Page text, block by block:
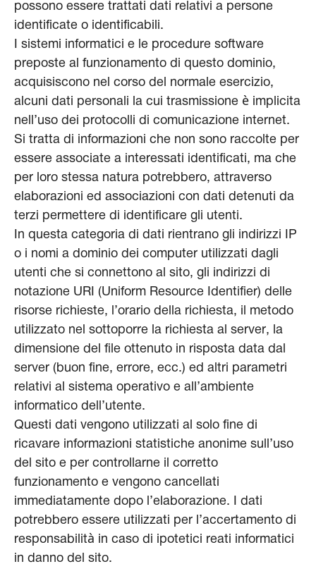
possono essere trattati dati relativi a persone
identificate o identificabili.
I sistemi informatici e le procedure software
preposte al funzionamento di questo dominio,
acquisiscono nel corso del normale esercizio,
alcuni dati personali la cui trasmissione è implicita
nell’uso dei protocolli di comunicazione internet.
Si tratta di informazioni che non sono raccolte per
essere associate a interessati identificati, ma che
per loro stessa natura potrebbero, attraverso
elaborazioni ed associazioni con dati detenuti da
terzi permettere di identificare gli utenti.
In questa categoria di dati rientrano gli indirizzi IP
o i nomi a dominio dei computer utilizzati dagli
utenti che si connettono al sito, gli indirizzi di
notazione URI (Uniform Resource Identifier) delle
risorse richieste, l’orario della richiesta, il metodo
utilizzato nel sottoporre la richiesta al server, la
dimensione del file ottenuto in risposta data dal
server (buon fine, errore, ecc.) ed altri parametri
relativi al sistema operativo e all’ambiente
informatico dell’utente.
Questi dati vengono utilizzati al solo fine di
ricavare informazioni statistiche anonime sull’uso
del sito e per controllarne il corretto
funzionamento e vengono cancellati
immediatamente dopo l’elaborazione. I dati
potrebbero essere utilizzati per l’accertamento di
responsabilità in caso di ipotetici reati informatici
in danno del sito.